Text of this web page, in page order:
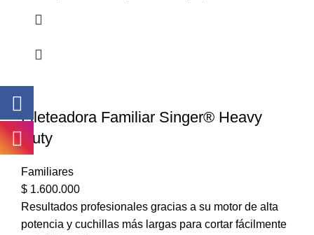
Fileteadora Familiar Singer® Heavy
Duty
Familiares
$ 1.600.000
Resultados profesionales gracias a su motor de alta
potencia y cuchillas más largas para cortar fácilmente